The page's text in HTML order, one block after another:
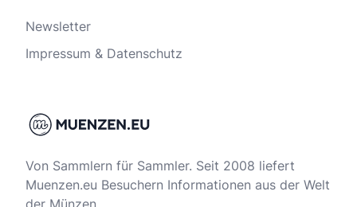
Von Sammlern für Sammler. Seit 2008 liefert
Muenzen.eu Besuchern Informationen aus der Welt
Newsletter
Impressum & Datenschutz